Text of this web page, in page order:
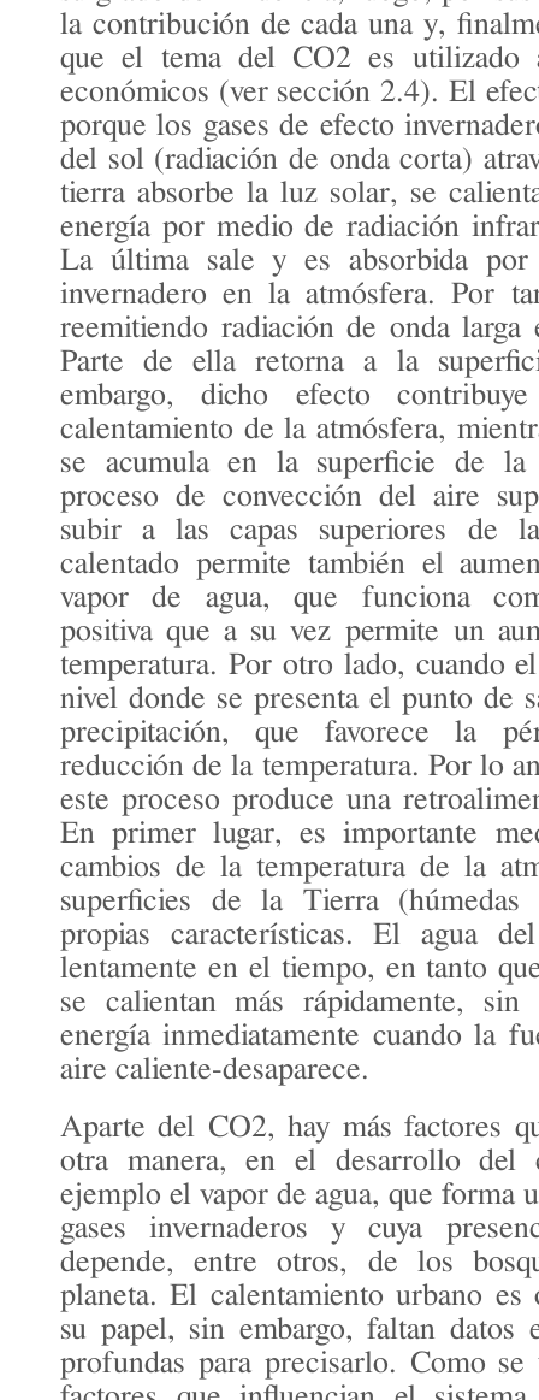
la contribución de cada una y,
que el tema del CO2 es utilizado
económicos (ver sección 2.4). El
porque los gases de efecto
del sol (radiación de onda corta)
tierra absorbe la luz solar, se
energía por medio de radiación
La última sale y es absorbida por
invernadero en la atmósfera. Por
reemitiendo radiación de onda larga
Parte de ella retorna a la
embargo, dicho efecto
calentamiento de la atmósfera,
se acumula en la superficie de
proceso de convección del aire
subir a las capas superiores de
calentado permite también el
vapor de agua, que funciona
positiva que a su vez permite un
temperatura. Por otro lado, cuando
nivel donde se presenta el punto de
precipitación, que favorece la
reducción de la temperatura. Por lo
este proceso produce una
En primer lugar, es importante
cambios de la temperatura de la
superficies de la Tierra
propias características. El agua
lentamente en el tiempo, en tanto
se calientan más rápidamente, sin
energía inmediatamente cuando la
aire caliente-desaparece.
Aparte del CO2, hay más factores
otra manera, en el desarrollo del
ejemplo el vapor de agua, que forma
gases invernaderos y cuya
depende, entre otros, de los
planeta. El calentamiento urbano
su papel, sin embargo, faltan datos
profundas para precisarlo. Como se